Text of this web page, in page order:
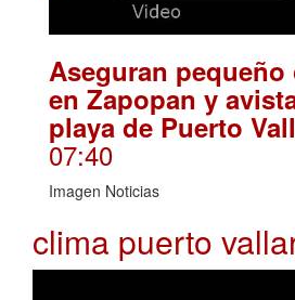
Aseguran
en Zapopan y
playa de Puerto
07:40
Imagen Noticias
clima puerto